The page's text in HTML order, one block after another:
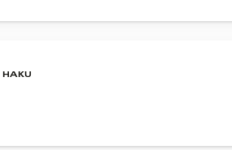
HAKU